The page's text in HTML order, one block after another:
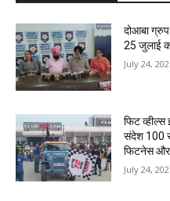
दोआबा
25 जुलाई
July 24,
फिट
संदेश 100 से
फिटनेस और
July 24,